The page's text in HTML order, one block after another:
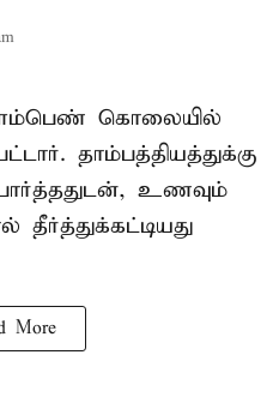
கொலையில்
தாம்பத்தியத்துக்கு
உணவும்
தீர்த்துக்கட்டியது
More